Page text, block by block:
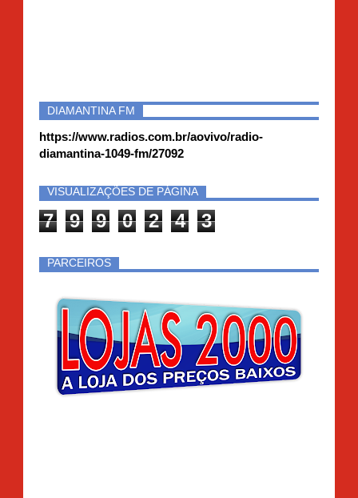
DIAMANTINA FM
https://www.radios.com.br/aovivo/radio-
diamantina-1049-fm/27092
VISUALIZAÇÕES DE PÁGINA
7 9 9 0 2 4 3
PARCEIROS